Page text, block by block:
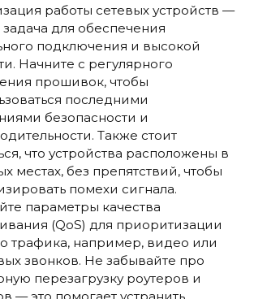
работы сетевых устройств —
для обеспечения
подключения и высокой
Начните с регулярного
прошивок, чтобы
последними
безопасности и
Также стоит
что устройства расположены в
местах, без препятствий, чтобы
помехи сигнала.
параметры качества
(QoS) для приоритизации
трафика, например, видео или
звонков. Не забывайте про
перезагрузку роутеров и